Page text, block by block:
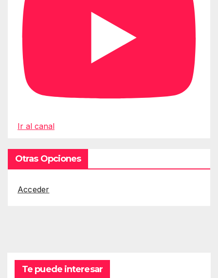
Ir al canal
Otras Opciones
Acceder
Te puede interesar